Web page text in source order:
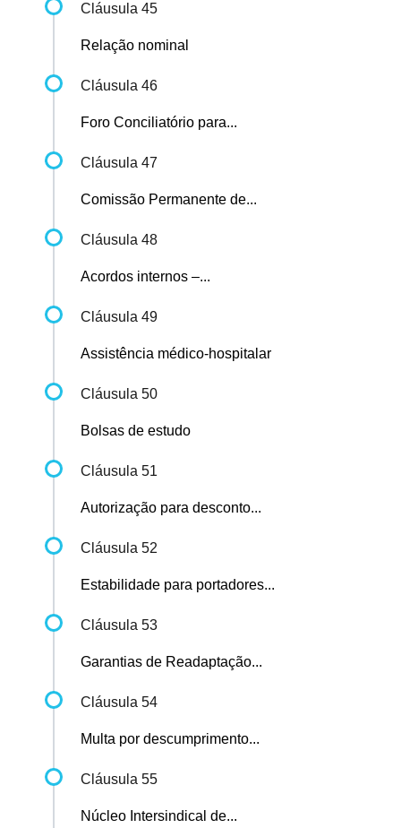
Cláusula 45
Relação nominal
Cláusula 46
Foro Conciliatório para...
Cláusula 47
Comissão Permanente de...
Cláusula 48
Acordos internos –...
Cláusula 49
Assistência médico-hospitalar
Cláusula 50
Bolsas de estudo
Cláusula 51
Autorização para desconto...
Cláusula 52
Estabilidade para portadores...
Cláusula 53
Garantias de Readaptação...
Cláusula 54
Multa por descumprimento...
Cláusula 55
Núcleo Intersindical de...